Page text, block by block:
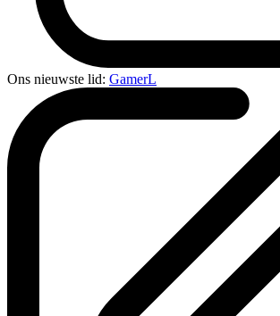
Ons nieuwste lid: GamerL